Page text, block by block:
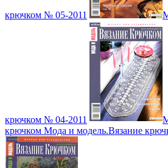
крючком № 05-2011
крючком № 04-2011
крючком Мода и модель.Вязание